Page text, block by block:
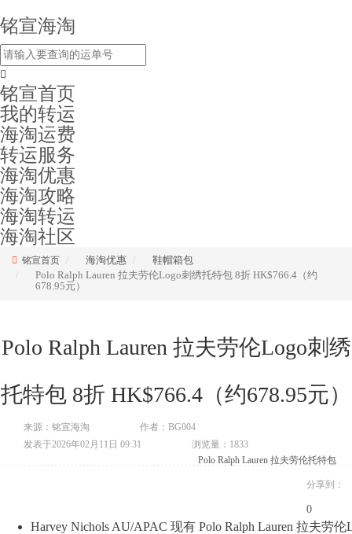
铭宣海淘
铭宣首页
我的转运
海淘运费
转运服务
海淘优惠
海淘攻略
海淘转运
海淘社区
铭宣首页 海淘优惠
鞋帽箱包
Polo Ralph Lauren 拉夫劳伦Logo刺绣托特包 8折 HK$766.4（约
678.95元）
Polo Ralph Lauren 拉夫劳伦Logo刺绣
托特包 8折 HK$766.4（约678.95元）
来源：铭宣海淘
作者：BG004
发表于2026年02月11日 09:31
浏览量：1833
Polo Ralph Lauren 拉夫劳伦托特包
分享到：
0
Harvey Nichols AU/APAC 现有 Polo Ralph Lauren 拉夫劳